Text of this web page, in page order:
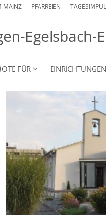
MAINZ PFARREIEN
Egelsbach-
FÜR EINRICHTUNGEN